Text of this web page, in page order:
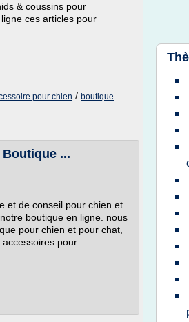
& coussins pour
ces articles pour
pour chien / boutique
...
et de conseil pour chien et
boutique en ligne. nous
pour chien et pour chat,
pour...